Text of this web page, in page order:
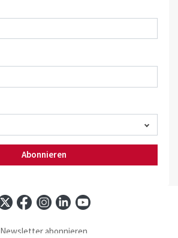
Abonnieren
Newsletter abonnieren